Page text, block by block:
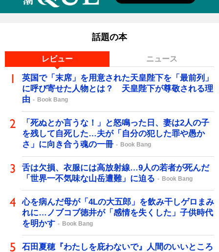
話題の本
レビュー ニュース
英国で「末席」を用意された天皇陛下を「最前列」
に呼び寄せた人物とは？ 天皇陛下が尊敬される理
由
Book Bang
「死ぬとか言うな！」と怒鳴った日、妻は2人の子
を残して自死した…夫が「自分の犯した罪や愚か
さ」に向き合う魂の一冊
Book Bang
舌は欠損、衣服には高放射線…9人の若者が死んだ
「世界一不気味な山岳遭難」に迫る
Book Bang
心を病んだ母が「4Lの大五郎」を飲み干しゲロまみ
れに…ノブコブ徳井が「感情を失くした」子供時代
を明かす
Book Bang
石田夏穂『わたしを庇わないで』人間のいいところ